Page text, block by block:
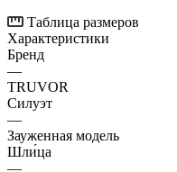
Таблица размеров
Характеристики
Бренд
—
TRUVOR
Силуэт
—
Зауженная модель
Шли́ца
—